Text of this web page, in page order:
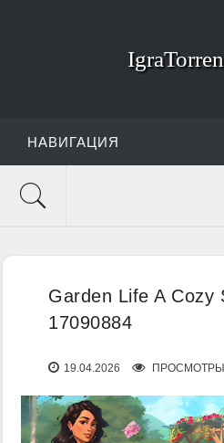
НАВИГАЦИЯ
Garden Life A Cozy
17090884
19.04.2026